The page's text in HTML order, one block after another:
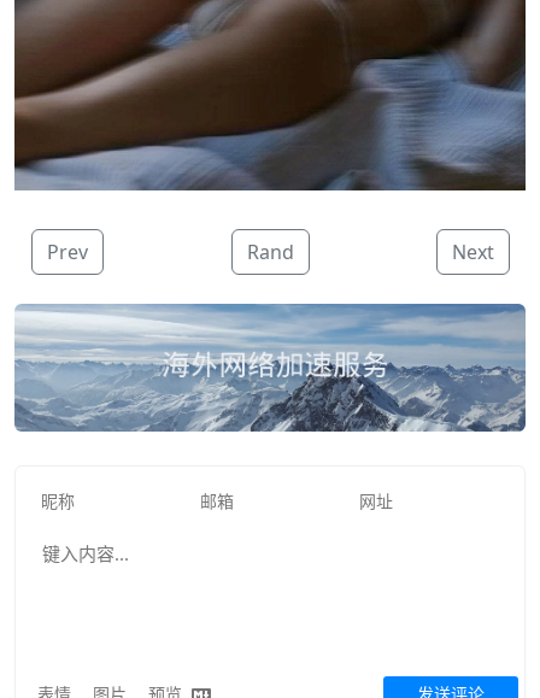
Prev Rand Next
表情 图片 预览